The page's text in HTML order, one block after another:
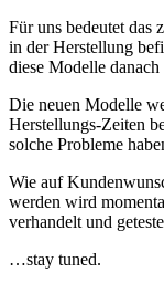
Für uns bedeutet das
in der Herstellung
diese Modelle
Die neuen Modelle
Herstellungs-Zeiten
solche Probleme
Wie auf
werden wird
verhandelt und
…stay tuned.